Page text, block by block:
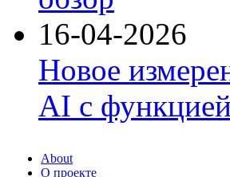
16-04-2026
Новое
AI с
About
О проекте